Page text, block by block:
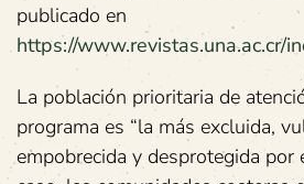
publicado en
https://www.revistas.una.ac.cr/
La población prioritaria de
programa es “la más excluida,
empobrecida y desprotegida por